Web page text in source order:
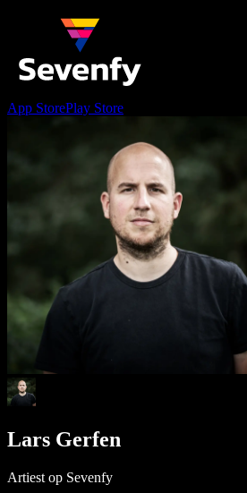
App StorePlay Store
Lars Gerfen
Artiest op Sevenfy